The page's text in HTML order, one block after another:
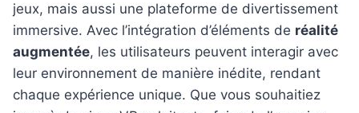
jeux, mais aussi une plateforme de divertissement
immersive. Avec l’intégration d’éléments de réalité
augmentée, les utilisateurs peuvent interagir avec
leur environnement de manière inédite, rendant
chaque expérience unique. Que vous souhaitiez